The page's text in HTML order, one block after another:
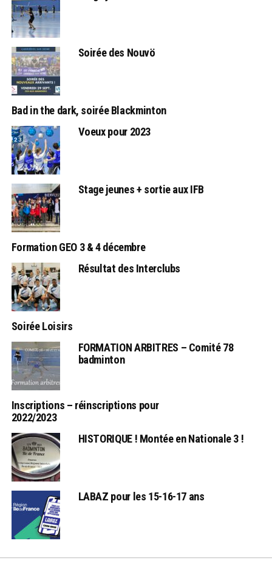
Soirée des Nouvö
Bad in the dark, soirée Blackminton
Voeux pour 2023
Stage jeunes + sortie aux IFB
Formation GEO 3 & 4 décembre
Résultat des Interclubs
Soirée Loisirs
FORMATION ARBITRES – Comité 78
badminton
Inscriptions – réinscriptions pour
2022/2023
HISTORIQUE ! Montée en Nationale 3 !
LABAZ pour les 15-16-17 ans